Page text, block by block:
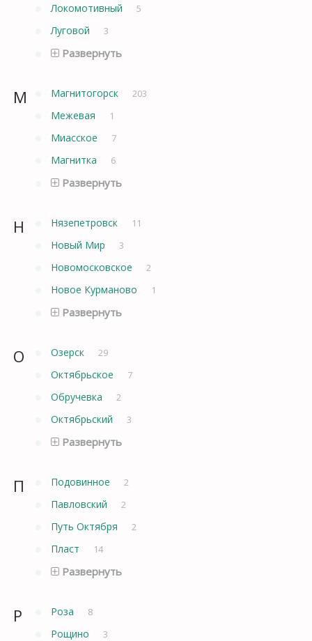
Локомотивный 5
Луговой 3
Развернуть
М Магнитогорск 203
Межевая 1
Миасское 7
Магнитка 6
Развернуть
Н Нязепетровск 11
Новый Мир 3
Новомосковское 2
Новое Курманово 1
Развернуть
О Озерск 29
Октябрьское 7
Обручевка 2
Октябрьский 3
Развернуть
П Подовинное 2
Павловский 2
Путь Октября 2
Пласт 14
Развернуть
Р Роза 8
Рощино 3